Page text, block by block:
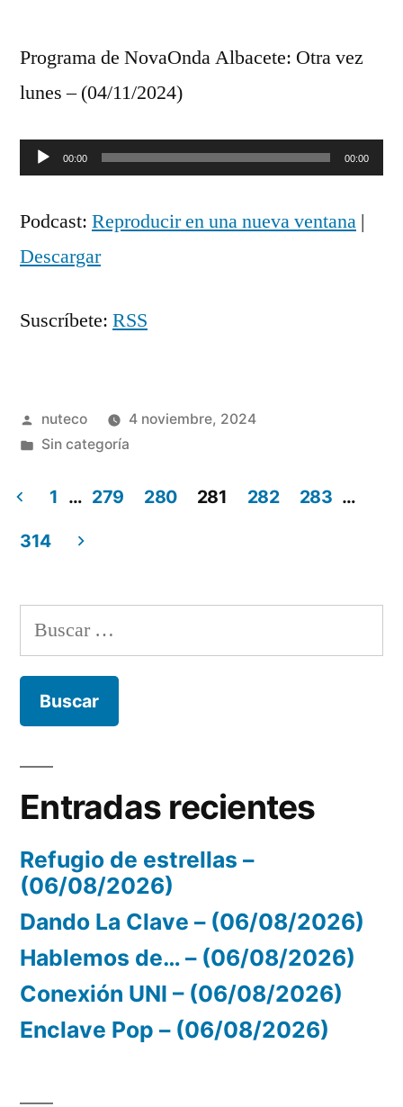
Programa de NovaOnda Albacete: Otra vez
lunes – (04/11/2024)
Reproductor
audio
00:00 00:00
Podcast: Reproducir en una nueva ventana |
Descargar
Suscríbete: RSS
Publicada
por
nuteco
4 noviembre, 2024
Publicada
Sin categoría
Navegación
entradas
1 … 279 280 281 282 283 …
314
Buscar:
Entradas recientes
Refugio de estrellas –
(06/08/2026)
Dando La Clave – (06/08/2026)
Hablemos de… – (06/08/2026)
Conexión UNI – (06/08/2026)
Enclave Pop – (06/08/2026)